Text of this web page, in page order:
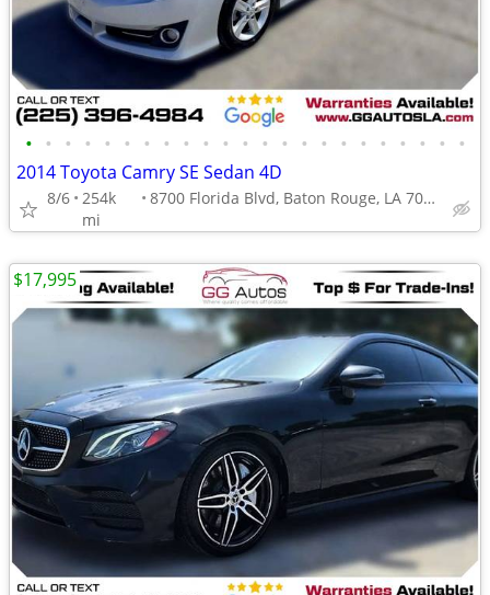
• • • • • • • • • • • • • • • • • • • • • • •
2014 Toyota Camry SE Sedan 4D
8/6 254k
mi
8700 Florida Blvd, Baton Rouge, LA 70815
$17,995